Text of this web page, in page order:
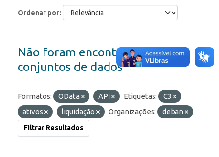
Ordenar por
Não foram encontrados
conjuntos de dados
Formatos: OData API Etiquetas:
C3
ativos
liquidação Organizações: deban
Filtrar Resultados